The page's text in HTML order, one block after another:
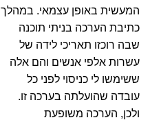
המעשית באופן עצמאי. במהלך
כתיבת הערכה בניתי תוכנה
שבה רוכזו תאריכי לידה של
עשרות אלפי אנשים והם אלה
ששימשו לי כניסוי לפני כל
עובדה שהועלתה בערכה זו.
ולכן, הערכה משופעת